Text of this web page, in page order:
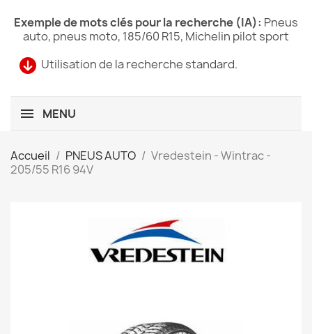
Utilisation de la recherche standard.
Exemple de mots clés pour la recherche (IA): Pneus
auto, pneus moto, 185/60 R15, Michelin pilot sport
MENU
Accueil PNEUS AUTO
Vredestein - Wintrac -
205/55 R16 94V